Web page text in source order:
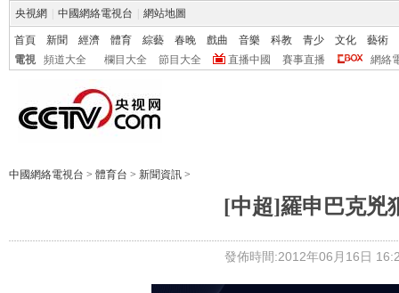
央視網 中國網絡電視台 網站地圖
首頁 新聞 經濟 體育 綜藝 春晚 戲曲 音樂 科教 青少 文化
藝術
電視
頻道大全 欄目大全 節目大全 直播中國 賽事直播 網絡
中國網絡電視台 > 體育台 > 新聞資訊 >
[中超]羅申巴克兇
發佈時間:2012年06月16日